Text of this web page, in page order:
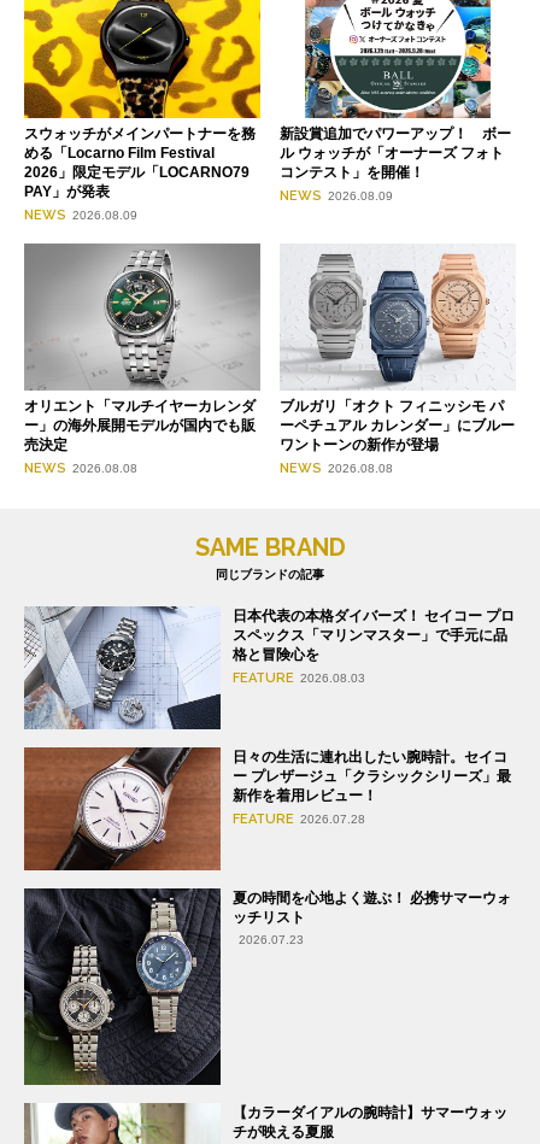
スウォッチがメインパートナーを務
める「Locarno Film Festival
2026」限定モデル「LOCARNO79
PAY」が発表
NEWS 2026.08.09
新設賞追加でパワーアップ！ ボー
ル ウォッチが「オーナーズ フォト
コンテスト」を開催！
NEWS 2026.08.09
オリエント「マルチイヤーカレンダ
ー」の海外展開モデルが国内でも販
売決定
NEWS 2026.08.08
ブルガリ「オクト フィニッシモ パ
ーペチュアル カレンダー」にブルー
ワントーンの新作が登場
NEWS 2026.08.08
SAME BRAND
同じブランドの記事
日本代表の本格ダイバーズ！ セイコー プロ
スペックス「マリンマスター」で手元に品
格と冒険心を
FEATURE 2026.08.03
日々の生活に連れ出したい腕時計。セイコ
ー プレザージュ「クラシックシリーズ」最
新作を着用レビュー！
FEATURE 2026.07.28
夏の時間を心地よく遊ぶ！ 必携サマーウォ
ッチリスト
2026.07.23
【カラーダイアルの腕時計】サマーウォッ
チが映える夏服